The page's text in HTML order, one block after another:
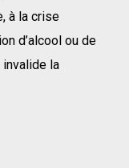
à la crise
d’alcool ou de
la